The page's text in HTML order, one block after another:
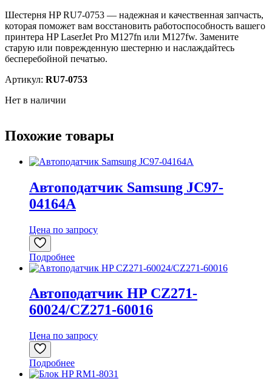
Шестерня HP RU7-0753 — надежная и качественная запчасть,
которая поможет вам восстановить работоспособность вашего
принтера HP LaserJet Pro M127fn или M127fw. Замените
старую или поврежденную шестерню и наслаждайтесь
бесперебойной печатью.
Артикул: RU7-0753
Нет в наличии
Похожие товары
Автоподатчик Samsung JC97-
04164A
Цена по запросу
Подробнее
Автоподатчик HP CZ271-
60024/CZ271-60016
Цена по запросу
Подробнее